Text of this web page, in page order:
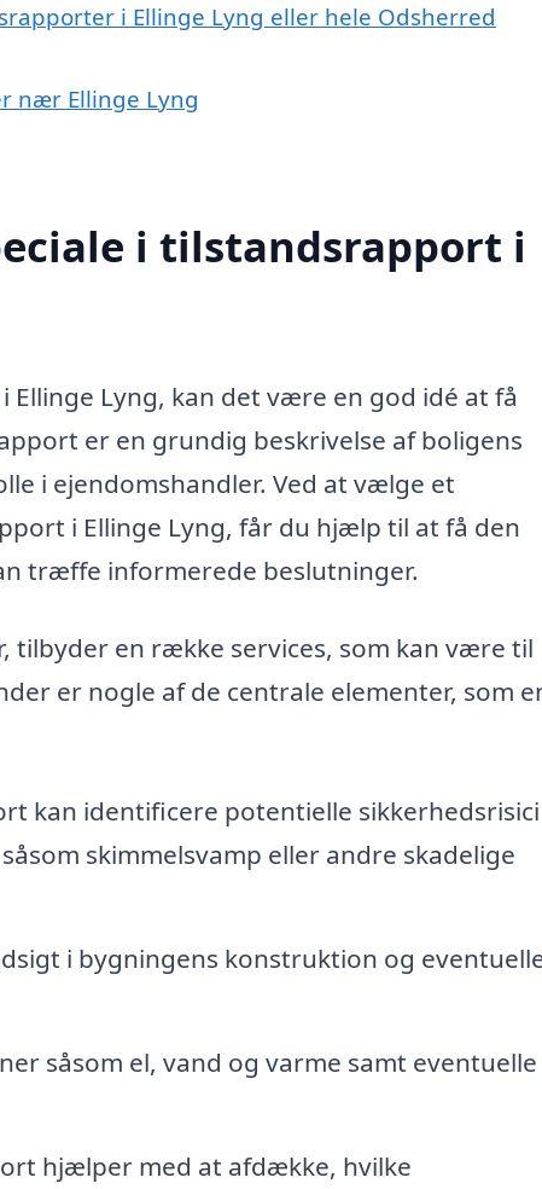
i Ellinge Lyng eller hele Odsherred
nær Ellinge Lyng
i tilstandsrapport i
Lyng, kan det være en god idé at få
er en grundig beskrivelse af boligens
i ejendomshandler. Ved at vælge et
i Ellinge Lyng, får du hjælp til at få den
træffe informerede beslutninger.
en række services, som kan være til
er nogle af de centrale elementer, som
kan identificere potentielle sikkerhedsrisici
skimmelsvamp eller andre skadelige
i bygningens konstruktion og
såsom el, vand og varme samt eventuelle
hjælper med at afdække, hvilke